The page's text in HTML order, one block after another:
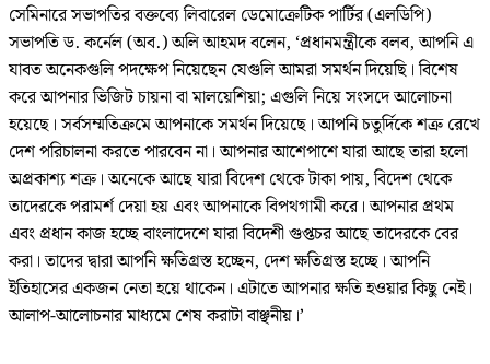
সেমিনারে সভাপতির বক্তব্যে লিবারেল ডেমোক্রেটিক পার্টির (এলডিপি)
সভাপতি ড. কর্নেল (অব.) অলি আহমদ বলেন, ‘প্রধানমন্ত্রীকে বলব, আপনি এ
যাবত অনেকগুলি পদক্ষেপ নিয়েছেন যেগুলি আমরা সমর্থন দিয়েছি। বিশেষ
করে আপনার ভিজিট চায়না বা মালয়েশিয়া; এগুলি নিয়ে সংসদে আলোচনা
হয়েছে। সর্বসম্মতিক্রমে আপনাকে সমর্থন দিয়েছে। আপনি চতুর্দিকে শত্রু রেখে
দেশ পরিচালনা করতে পারবেন না। আপনার আশেপাশে যারা আছে তারা হলো
অপ্রকাশ্য শত্রু। অনেকে আছে যারা বিদেশ থেকে টাকা পায়, বিদেশ থেকে
তাদেরকে পরামর্শ দেয়া হয় এবং আপনাকে বিপথগামী করে। আপনার প্রথম
এবং প্রধান কাজ হচ্ছে বাংলাদেশে যারা বিদেশী গুপ্তচর আছে তাদেরকে বের
করা। তাদের দ্বারা আপনি ক্ষতিগ্রস্ত হচ্ছেন, দেশ ক্ষতিগ্রস্ত হচ্ছে। আপনি
ইতিহাসের একজন নেতা হয়ে থাকেন। এটাতে আপনার ক্ষতি হওয়ার কিছু নেই।
আলাপ-আলোচনার মাধ্যমে শেষ করাটা বাঞ্ছনীয়।’